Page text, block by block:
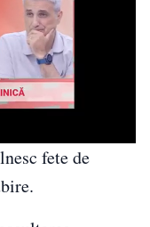
fete de